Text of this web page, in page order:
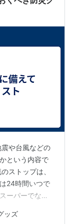
や台風などの
という内容で
ストップは、
24時間いつで
ーパーでなん
活基盤は思い
ッズ